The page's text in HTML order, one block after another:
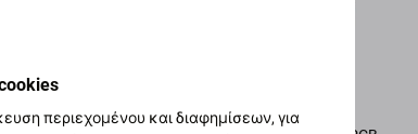
Lenovo
περιεχομένου και διαφημίσεων, για